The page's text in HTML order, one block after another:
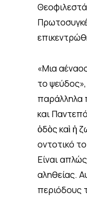
«Μια
το
παράλληλα
και
ὁδὸς καὶ ἡ
οντοτικό
Είναι
αληθείας.
περιόδους